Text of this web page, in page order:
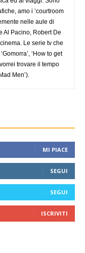
amo i ‘courtroom
nelle aule di
Al Pacino, Robert De
Le serie tv che
‘How to get
trovare il tempo
Men’).
MI PIACE
SEGUI
SEGUI
ISCRIVITI